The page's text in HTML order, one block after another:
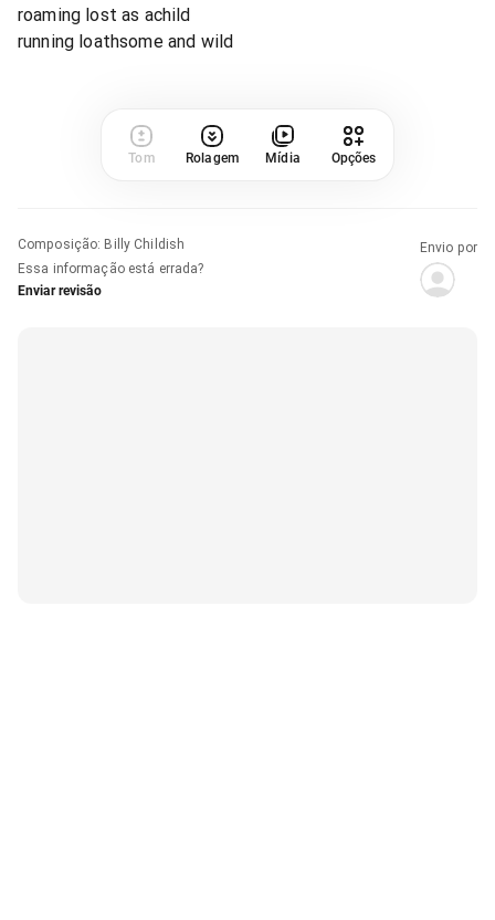
roaming lost as achild
running loathsome and wild
Tom Rolagem Mídia Opções
Composição: Billy Childish
Essa informação está errada?
Enviar revisão
Envio por